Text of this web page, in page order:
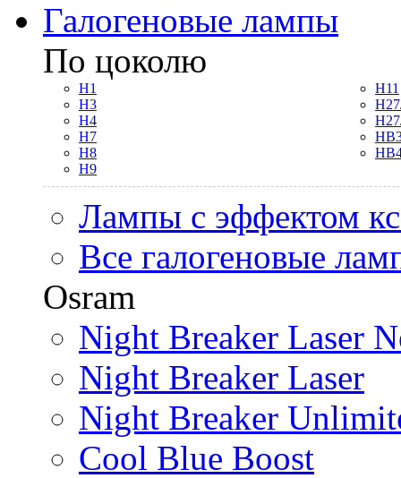
Галогеновые лампы
По цоколю
H1
H3
H4
H7
H8
H9
H11
Лампы с эффектом
Все галогеновые
Osram
Night Breaker Laser
Night Breaker Laser
Night Breaker
Cool Blue Boost